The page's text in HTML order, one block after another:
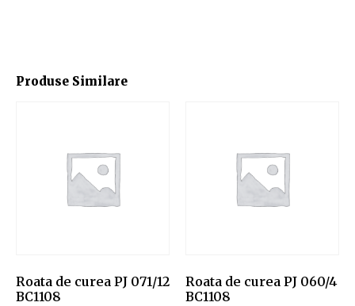
Produse Similare
Roata de curea PJ 071/12
BC1108
Roata de curea PJ 060/4
BC1108